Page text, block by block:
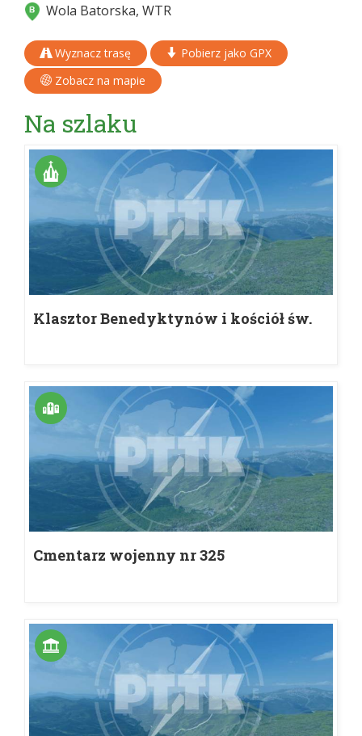
Wola Batorska, WTR
Wyznacz trasę
Pobierz jako GPX
Zobacz na mapie
Na szlaku
Klasztor Benedyktynów i kościół św.
Cmentarz wojenny nr 325